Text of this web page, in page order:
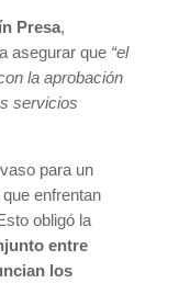
Presa,
asegurar que “el
la aprobación
servicios
para un
enfrentan
obligó la
entre
los